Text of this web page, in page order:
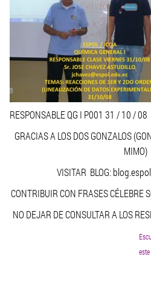
RESPONSABLE QG I P001 31 / 10 / 08
GRACIAS A LOS DOS GONZALOS
MIMO)
VISITAR BLOG:
CONTRIBUIR CON FRASES CÉLEBRE
NO DEJAR DE CONSULTAR A LOS